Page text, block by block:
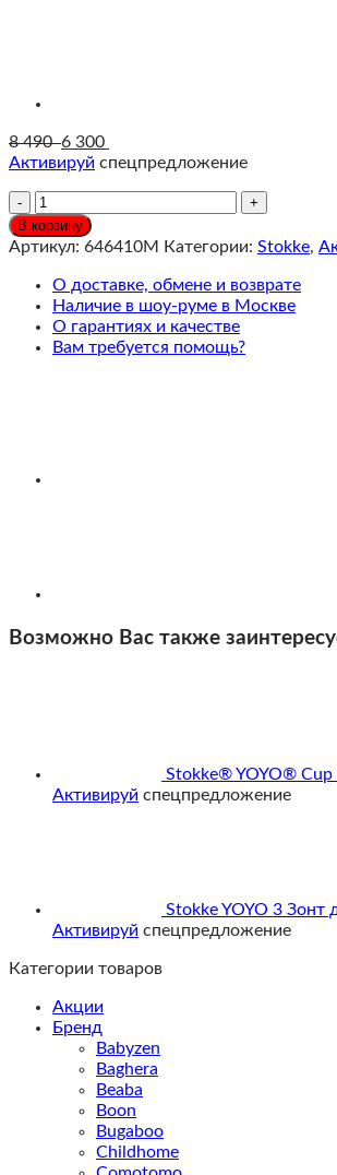
8 490 6 300
Активируй спецпредложение
Количество
Stokke
YOYO
прогулочного
текстиля,
Stone
Grey/NEW
В корзину
Артикул: 646410M Категории: Stokke,
О доставке, обмене и возврате
Наличие в шоу-руме в Москве
О гарантиях и качестве
Вам требуется помощь?
Возможно Вас также
Stokke® YOYO® Cup
Активируй спецпредложение
Stokke YOYO 3 Зонт
Активируй спецпредложение
Категории товаров
Акции
Бренд
Babyzen
Baghera
Beaba
Boon
Bugaboo
Childhome